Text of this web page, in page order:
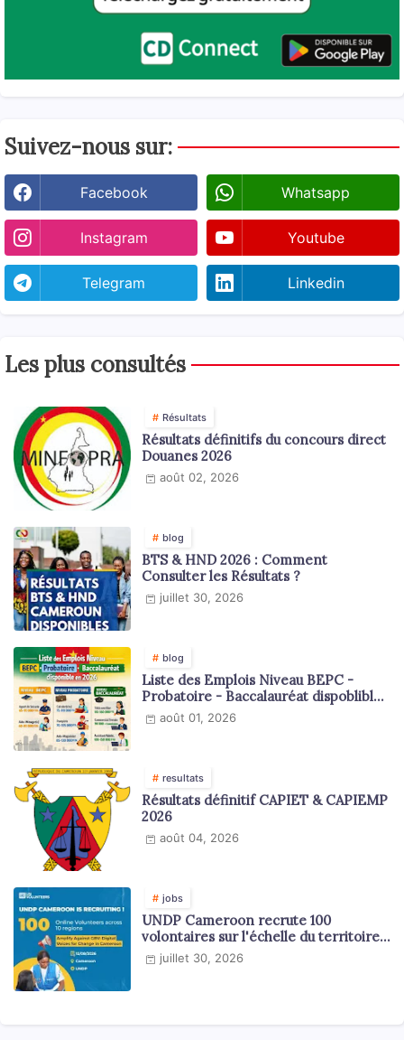
Suivez-nous sur:
Facebook Whatsapp
Instagram Youtube
Telegram Linkedin
Les plus consultés
Résultats
Résultats définitifs du concours direct
Douanes 2026
août 02, 2026
blog
BTS & HND 2026 : Comment
Consulter les Résultats ?
juillet 30, 2026
blog
Liste des Emplois Niveau BEPC -
Probatoire - Baccalauréat dispoblible
en 2026
août 01, 2026
resultats
Résultats définitif CAPIET & CAPIEMP
2026
août 04, 2026
jobs
UNDP Cameroon recrute 100
volontaires sur l'échelle du territoire
national
juillet 30, 2026